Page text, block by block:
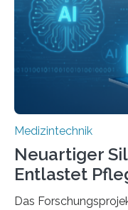
Medizintechnik
Neuartiger
Entlastet
Das